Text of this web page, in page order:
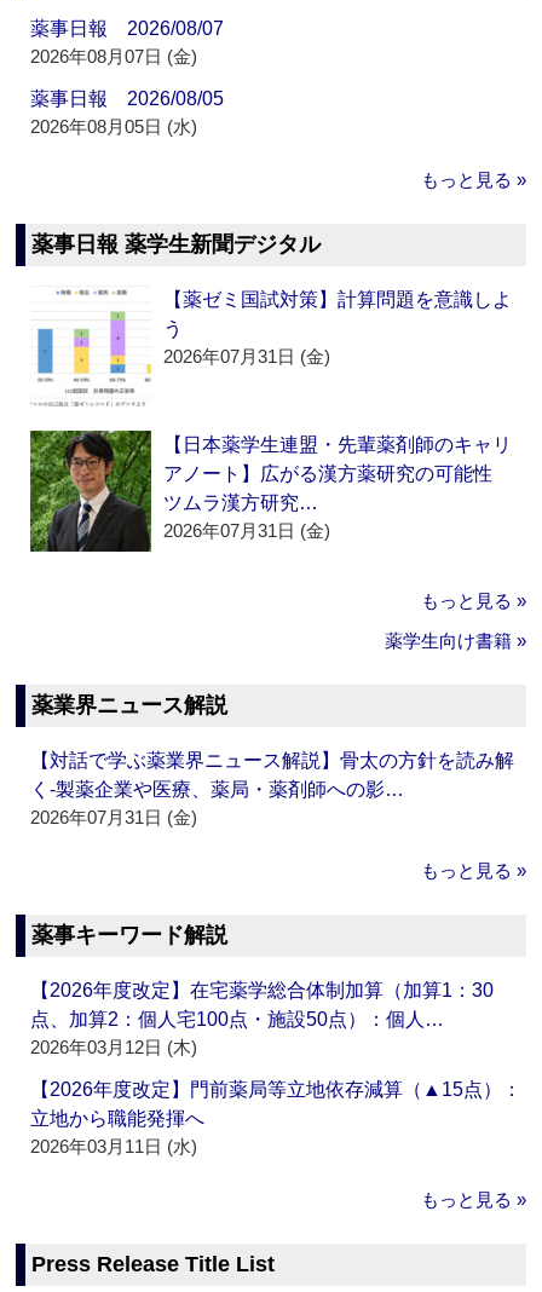
薬事日報 2026/08/07
2026年08月07日 (金)
薬事日報 2026/08/05
2026年08月05日 (水)
もっと見る »
薬事日報 薬学生新聞デジタル
【薬ゼミ国試対策】計算問題を意識しよ
う
2026年07月31日 (金)
【日本薬学生連盟・先輩薬剤師のキャリ
アノート】広がる漢方薬研究の可能性
ツムラ漢方研究…
2026年07月31日 (金)
もっと見る »
薬学生向け書籍 »
薬業界ニュース解説
【対話で学ぶ薬業界ニュース解説】骨太の方針を読み解
く‐製薬企業や医療、薬局・薬剤師への影…
2026年07月31日 (金)
もっと見る »
薬事キーワード解説
【2026年度改定】在宅薬学総合体制加算（加算1：30
点、加算2：個人宅100点・施設50点）：個人…
2026年03月12日 (木)
【2026年度改定】門前薬局等立地依存減算（▲15点）：
立地から職能発揮へ
2026年03月11日 (水)
もっと見る »
Press Release Title List